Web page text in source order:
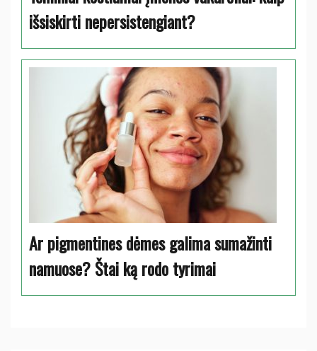
išsiskirti nepersistengiant?
Ar pigmentines dėmes galima sumažinti
namuose? Štai ką rodo tyrimai